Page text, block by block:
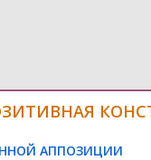
АППОЗИЦИИ